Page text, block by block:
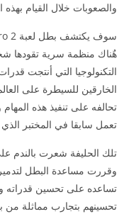
والصعوبات خلال القيام
هٌناك منظمة سرية تقودها
التكنولوجيا التي أنتجت
الخارقين للسيطرة على
تحالفه على تنفيذ هذه
تعمل سابقا في المختبر
تلك الحليفة شعرت بالندم
وقررت مساعدة البطل
تساعده على تحسين قدراته
تحسينهم بتجارب مماثلة